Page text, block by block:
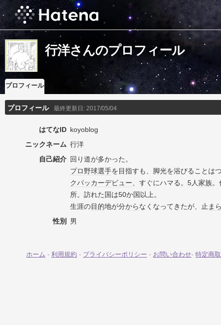
行洋さんのプロフィール
プロフィール
プロフィール 最終更新日: 2017/05/04
はてなID koyoblog
ニックネーム 行洋
自己紹介 回り道が多かった。
プロ野球選手を目指すも、脚光を浴びることは
クパッカーデビュー、すぐにハマる。5人家族。
所。訪れた国は50か国以上。
生涯の目的地が分からなくなってきたが、止ま
性別
男
ホーム - 利用規約 - プライバシーポリシー - お問い合わせ- 特定商